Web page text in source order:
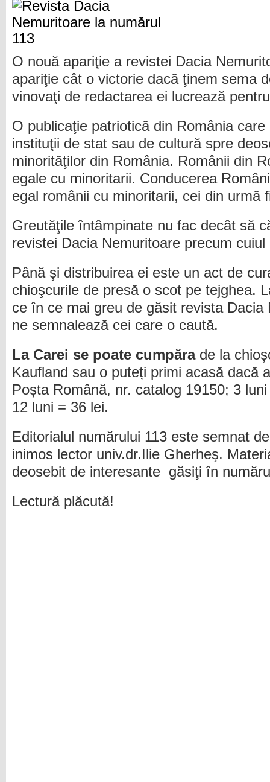
O nouă apariţie a revistei Dacia
apariţie cât o victorie dacă ţinem sema
vinovaţi de redactarea ei lucrează
O publicaţie patriotică din România
instituţii de stat sau de cultură spre
minorităţilor din România. Românii din
egale cu minoritarii. Conducerea
egal românii cu minoritarii, cei din urmă
Greutăţile întâmpinate nu fac decât să
revistei Dacia Nemuritoare precum cuiul
Până şi distribuirea ei este un act de
chioşcurile de presă o scot pe tejghea.
ce în ce mai greu de găsit revista Dacia
ne semnalează cei care o caută.
La Carei se poate cumpărade la
Kaufland sau o puteți primi acasă dacă
Poșta Română, nr. catalog 19150; 3
12 luni = 36 lei.
Editorialul numărului 113 este semnat
inimos lector univ.dr.Ilie Gherheş.
deosebit de interesante găsiţi în
Lectură plăcută!